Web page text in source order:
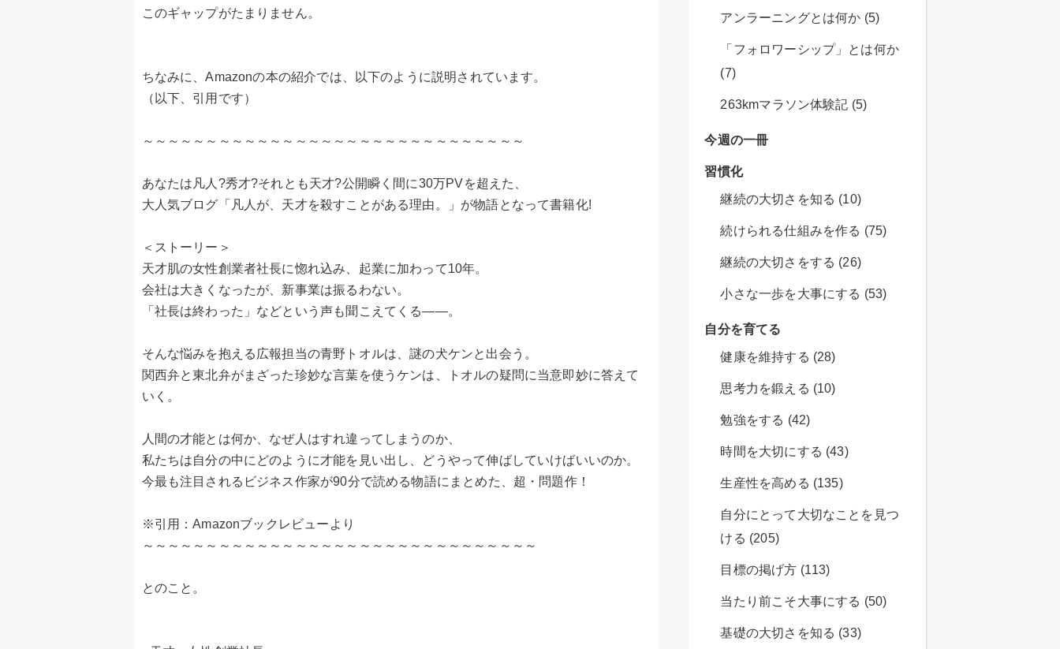
このギャップがたまりません。
ちなみに、Amazonの本の紹介では、以下のように説明されています。
（以下、引用です）
～～～～～～～～～～～～～～～～～～～～～～～～～～～～～～
あなたは凡人?秀才?それとも天才?公開瞬く間に30万PVを超えた、
大人気ブログ「凡人が、天才を殺すことがある理由。」が物語となって書籍化!
＜ストーリー＞
天才肌の女性創業者社長に惚れ込み、起業に加わって10年。
会社は大きくなったが、新事業は振るわない。
「社長は終わった」などという声も聞こえてくる――。
そんな悩みを抱える広報担当の青野トオルは、謎の犬ケンと出会う。
関西弁と東北弁がまざった珍妙な言葉を使うケンは、トオルの疑問に当意即妙に答えて
いく。
人間の才能とは何か、なぜ人はすれ違ってしまうのか、
私たちは自分の中にどのように才能を見い出し、どうやって伸ばしていけばいいのか。
今最も注目されるビジネス作家が90分で読める物語にまとめた、超・問題作！
※引用：Amazonブックレビューより
～～～～～～～～～～～～～～～～～～～～～～～～～～～～～～～
とのこと。
アンラーニングとは何か (5)
「フォロワーシップ」とは何か
(7)
263kmマラソン体験記 (5)
今週の一冊
習慣化
継続の大切さを知る (10)
続けられる仕組みを作る (75)
継続の大切さをする (26)
小さな一歩を大事にする (53)
自分を育てる
健康を維持する (28)
思考力を鍛える (10)
勉強をする (42)
時間を大切にする (43)
生産性を高める (135)
自分にとって大切なことを見つ
ける (205)
目標の掲げ方 (113)
当たり前こそ大事にする (50)
基礎の大切さを知る (33)